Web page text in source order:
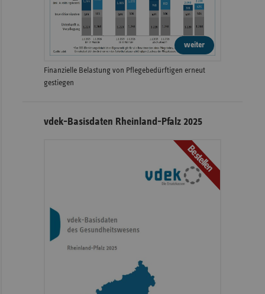
weiter
Finanzielle Belastung von Pflegebedürftigen erneut
gestiegen
vdek-Basisdaten Rheinland-Pfalz 2025
Bestellen